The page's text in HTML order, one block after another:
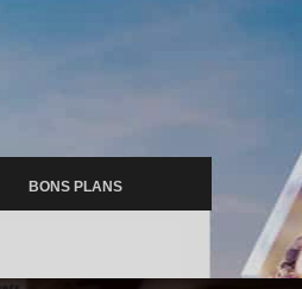
BONS PLANS